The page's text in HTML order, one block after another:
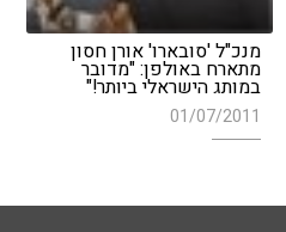
מנכ"ל 'סובארו' אורן חסון
מתארח באולפן: "מדובר
במותג הישראלי ביותר!"
01/07/2011